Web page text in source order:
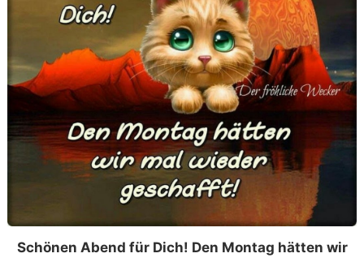
Schönen Abend für Dich! Den Montag hätten wir